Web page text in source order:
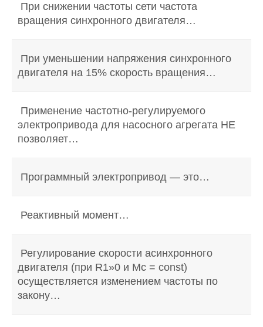
При снижении частоты сети частота
вращения синхронного двигателя…
При уменьшении напряжения синхронного
двигателя на 15% скорость вращения…
Применение частотно-регулируемого
электропривода для насосного агрегата НЕ
позволяет…
Программный электропривод — это…
Реактивный момент…
Регулирование скорости асинхронного
двигателя (при R1»0 и Мс = const)
осуществляется изменением частоты по
закону…